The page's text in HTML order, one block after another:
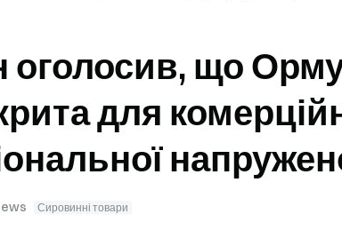
оголосив, що
для
Сировинні товари